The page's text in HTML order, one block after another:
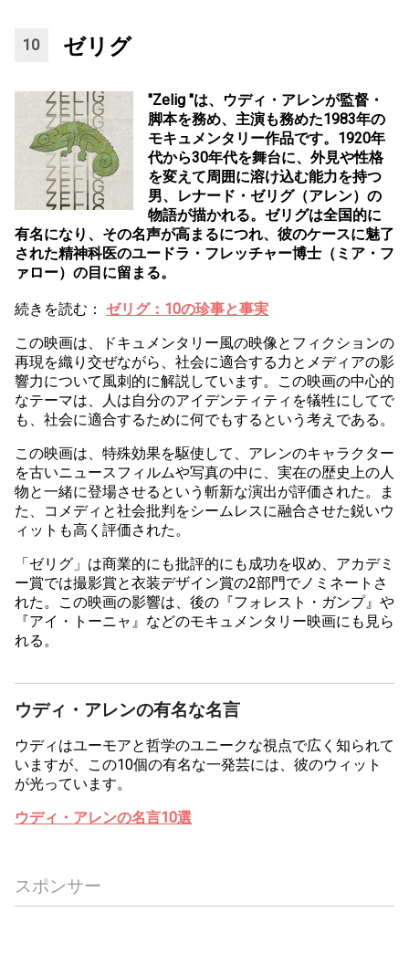
ゼリグ
"Zelig "は、ウディ・アレンが監督・
脚本を務め、主演も務めた1983年の
モキュメンタリー作品です。1920年
代から30年代を舞台に、外見や性格
を変えて周囲に溶け込む能力を持つ
男、レナード・ゼリグ（アレン）の
物語が描かれる。ゼリグは全国的に
有名になり、その名声が高まるにつれ、彼のケースに魅了
された精神科医のユードラ・フレッチャー博士（ミア・フ
ァロー）の目に留まる。
続きを読む：
ゼリグ：10の珍事と事実
この映画は、ドキュメンタリー風の映像とフィクションの
再現を織り交ぜながら、社会に適合する力とメディアの影
響力について風刺的に解説しています。この映画の中心的
なテーマは、人は自分のアイデンティティを犠牲にしてで
も、社会に適合するために何でもするという考えである。
この映画は、特殊効果を駆使して、アレンのキャラクター
を古いニュースフィルムや写真の中に、実在の歴史上の人
物と一緒に登場させるという斬新な演出が評価された。ま
た、コメディと社会批判をシームレスに融合させた鋭いウ
ィットも高く評価された。
「ゼリグ」は商業的にも批評的にも成功を収め、アカデミ
ー賞では撮影賞と衣装デザイン賞の2部門でノミネートさ
れた。この映画の影響は、後の『フォレスト・ガンプ』や
『アイ・トーニャ』などのモキュメンタリー映画にも見ら
れる。
ウディ・アレンの有名な名言
ウディはユーモアと哲学のユニークな視点で広く知られて
いますが、この10個の有名な一発芸には、彼のウィット
が光っています。
ウディ・アレンの名言10選
スポンサー